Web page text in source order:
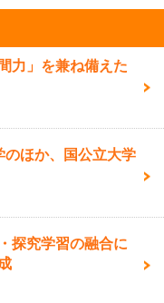
力」を兼ね備えた
ほか、国公立大学
探究学習の融合に